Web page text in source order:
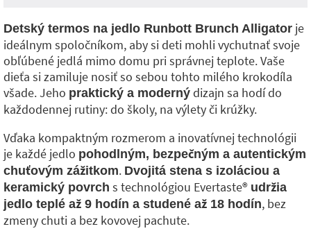
Detský termos na jedlo Runbott Brunch Alligator je
ideálnym spoločníkom, aby si deti mohli vychutnať svoje
obľúbené jedlá mimo domu pri správnej teplote. Vaše
dieťa si zamiluje nosiť so sebou tohto milého krokodíla
všade. Jeho praktický a moderný dizajn sa hodí do
každodennej rutiny: do školy, na výlety či krúžky.
Vďaka kompaktným rozmerom a inovatívnej technológii
je každé jedlo pohodlným, bezpečným a autentickým
chuťovým zážitkom. Dvojitá stena s izoláciou a
keramický povrch s technológiou Evertaste® udržia
jedlo teplé až 9 hodín a studené až 18 hodín, bez
zmeny chuti a bez kovovej pachute.